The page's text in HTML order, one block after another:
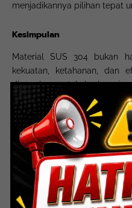
menjadikannya pilihan tepat
Kesimpulan
Material SUS 304 bukan
kekuatan, ketahanan, dan
digunakan untuk berbagai
eksterior, komersial maupun
Dengan memilih SUS 304,
daya tahan, dan estetika
Share to